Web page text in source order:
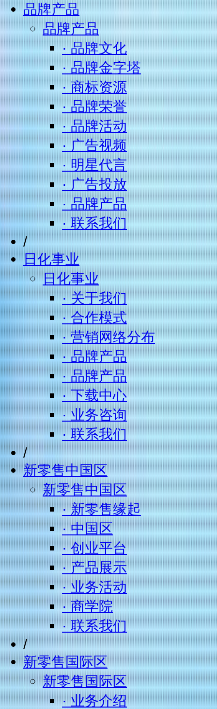
品牌产品
品牌产品
· 品牌文化
· 品牌金字塔
· 商标资源
· 品牌荣誉
· 品牌活动
· 广告视频
· 明星代言
· 广告投放
· 品牌产品
· 联系我们
/
日化事业
日化事业
· 关于我们
· 合作模式
· 营销网络分布
· 品牌产品
· 品牌产品
· 下载中心
· 业务咨询
· 联系我们
/
新零售中国区
新零售中国区
· 新零售缘起
· 中国区
· 创业平台
· 产品展示
· 业务活动
· 商学院
· 联系我们
/
新零售国际区
新零售国际区
· 业务介绍